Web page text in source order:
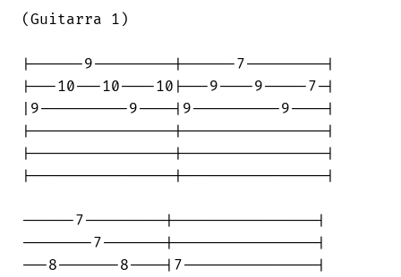
(Guitarra 1)
|------9---------|------7---------|
|---10---10----10|---9----9-----7-|
|9----------9----|9----------9----|
|----------------|----------------|
|----------------|----------------|
|----------------|----------------|
------7---------|----------------|
--------7-------|----------------|
---8-------8----|7---------------|